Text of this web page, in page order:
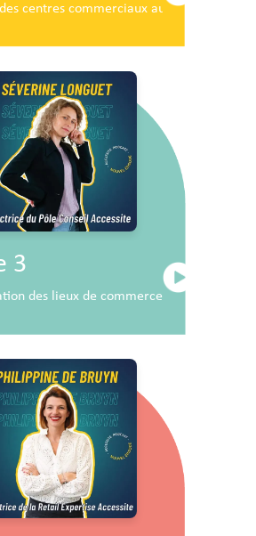
des centres commerciaux au service du
3
des lieux de commerce